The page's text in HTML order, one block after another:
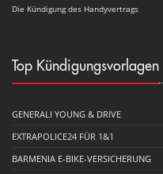
Die Kündigung des Handyvertrags
Top Kündigungsvorlagen
GENERALI YOUNG & DRIVE
EXTRAPOLICE24 FÜR 1&1
BARMENIA E-BIKE-VERSICHERUNG